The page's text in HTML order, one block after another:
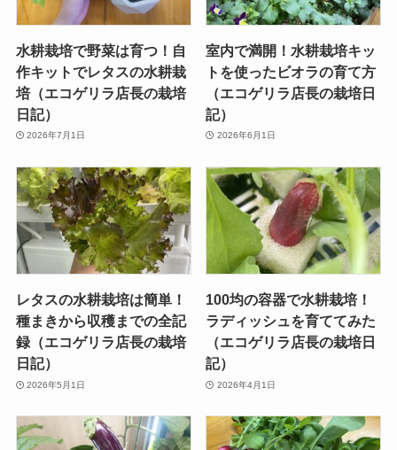
水耕栽培で野菜は育つ！自
作キットでレタスの水耕栽
培（エコゲリラ店長の栽培
日記）
2026年7月1日
室内で満開！水耕栽培キッ
トを使ったビオラの育て方
（エコゲリラ店長の栽培日
記）
2026年6月1日
レタスの水耕栽培は簡単！
種まきから収穫までの全記
録（エコゲリラ店長の栽培
日記）
2026年5月1日
100均の容器で水耕栽培！
ラディッシュを育ててみた
（エコゲリラ店長の栽培日
記）
2026年4月1日